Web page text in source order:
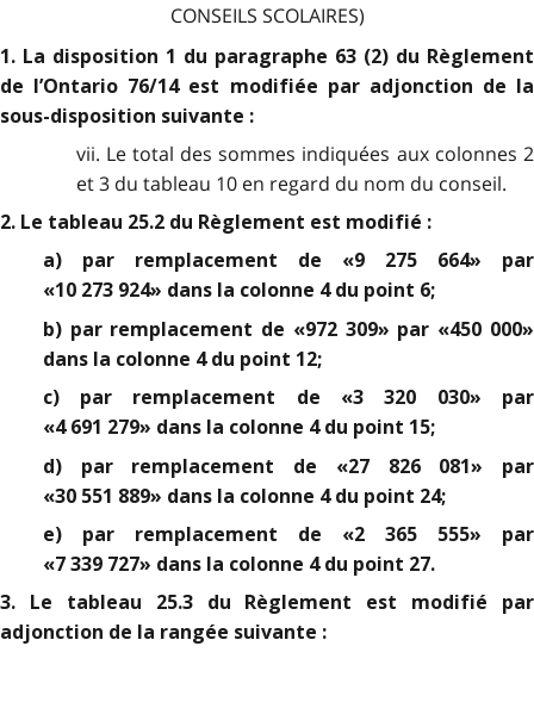
CONSEILS SCOLAIRES)
1. La disposition 1 du paragraphe 63 (2) du Règlement
de l’Ontario 76/14 est modifiée par adjonction de la
sous-disposition suivante :
vii. Le total des sommes indiquées aux colonnes 2
et 3 du tableau 10 en regard du nom du conseil.
2. Le tableau 25.2 du Règlement est modifié :
a) par remplacement de «9 275 664» par
«10 273 924» dans la colonne 4 du point 6;
b) par remplacement de «972 309» par «450 000»
dans la colonne 4 du point 12;
c) par remplacement de «3 320 030» par
«4 691 279» dans la colonne 4 du point 15;
d) par remplacement de «27 826 081» par
«30 551 889» dans la colonne 4 du point 24;
e) par remplacement de «2 365 555» par
«7 339 727» dans la colonne 4 du point 27.
3. Le tableau 25.3 du Règlement est modifié par
adjonction de la rangée suivante :